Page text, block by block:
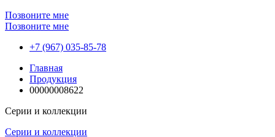
Позвоните мне
Позвоните мне
+7 (967) 035-85-78
Главная
Продукция
00000008622
Серии и коллекции
Серии и коллекции